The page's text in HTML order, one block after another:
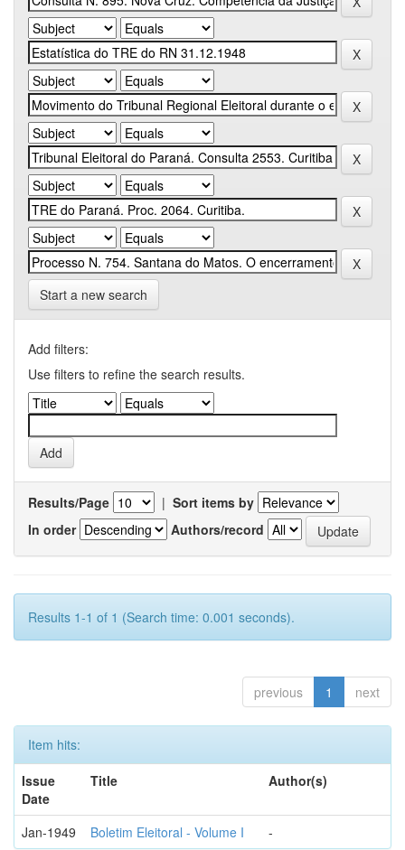
Start a new search
Add filters:
Use filters to refine the search results.
Results/Page | Sort items by
In order
Authors/record
Results 1-1 of 1 (Search time: 0.001 seconds).
previous 1 next
Item hits:
Issue
Date
Title Author(s)
Jan-1949 Boletim Eleitoral - Volume I -